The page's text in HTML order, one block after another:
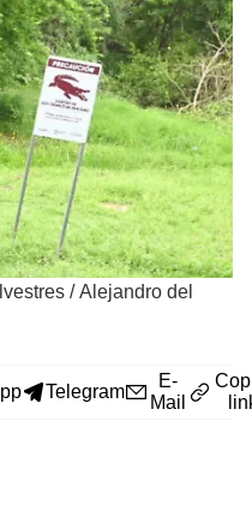
/Alejandro del
Telegram
E-
Mail